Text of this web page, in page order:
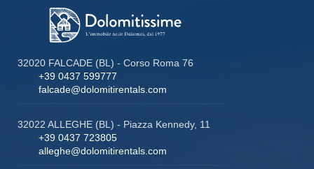
32020 FALCADE (BL) - Corso Roma 76
+39 0437 599777
falcade@dolomitirentals.com
32022 ALLEGHE (BL) - Piazza Kennedy, 11
+39 0437 723805
alleghe@dolomitirentals.com